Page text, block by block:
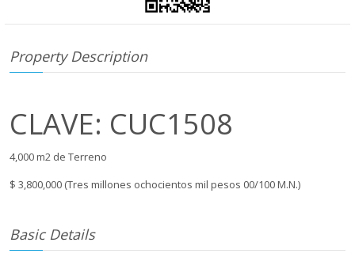
Property Description
CLAVE: CUC1508
4,000 m2 de Terreno
$ 3,800,000 (Tres millones ochocientos mil pesos 00/100 M.N.)
Basic Details